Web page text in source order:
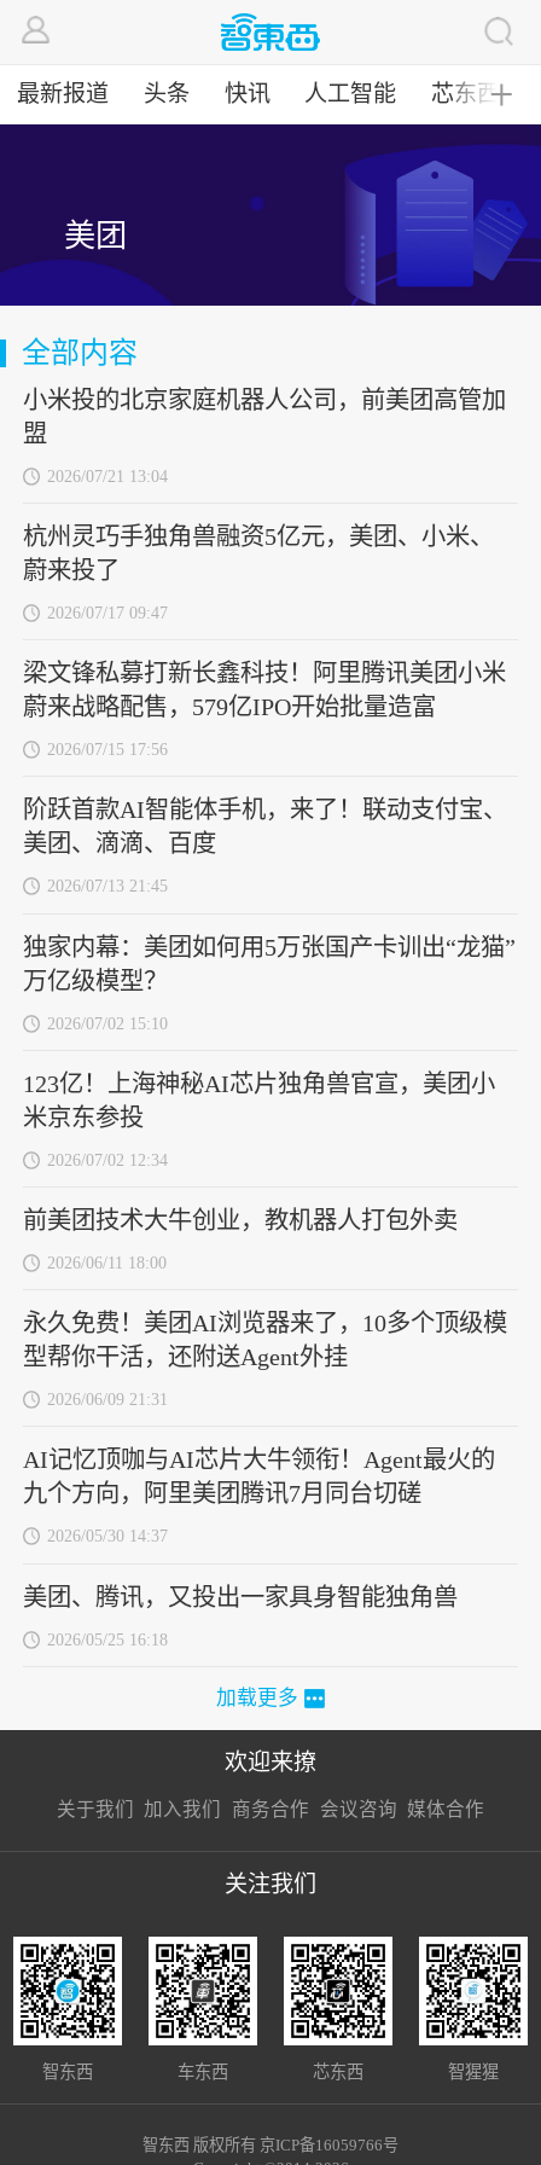
最新报道 头条 快讯 人工智能 芯东西╋
美团
全部内容
小米投的北京家庭机器人公司，前美团高管加
盟
2026/07/21 13:04
杭州灵巧手独角兽融资5亿元，美团、小米、
蔚来投了
2026/07/17 09:47
梁文锋私募打新长鑫科技！阿里腾讯美团小米
蔚来战略配售，579亿IPO开始批量造富
2026/07/15 17:56
阶跃首款AI智能体手机，来了！联动支付宝、
美团、滴滴、百度
2026/07/13 21:45
独家内幕：美团如何用5万张国产卡训出“龙猫”
万亿级模型？
2026/07/02 15:10
123亿！上海神秘AI芯片独角兽官宣，美团小
米京东参投
2026/07/02 12:34
前美团技术大牛创业，教机器人打包外卖
2026/06/11 18:00
永久免费！美团AI浏览器来了，10多个顶级模
型帮你干活，还附送Agent外挂
2026/06/09 21:31
AI记忆顶咖与AI芯片大牛领衔！Agent最火的
九个方向，阿里美团腾讯7月同台切磋
2026/05/30 14:37
美团、腾讯，又投出一家具身智能独角兽
2026/05/25 16:18
加载更多
欢迎来撩
关于我们 加入我们
接扔简历
商务合作
接开聊
会议咨询 媒体合作
接开聊
关注我们
智东西 车东西 芯东西 智猩猩
智东西 版权所有 京ICP备16059766号